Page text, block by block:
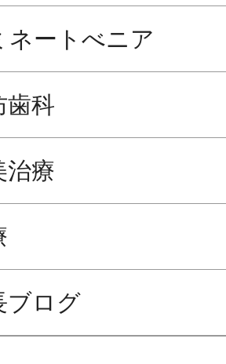
ネートべニア
歯科
治療
ブログ